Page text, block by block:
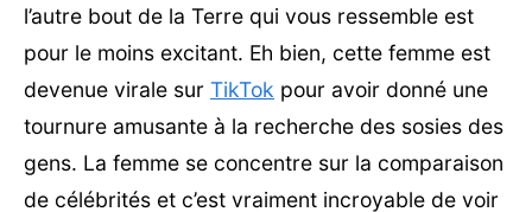
l’autre bout de la Terre qui vous ressemble est
pour le moins excitant. Eh bien, cette femme est
devenue virale sur TikTok pour avoir donné une
tournure amusante à la recherche des sosies des
gens. La femme se concentre sur la comparaison
de célébrités et c’est vraiment incroyable de voir